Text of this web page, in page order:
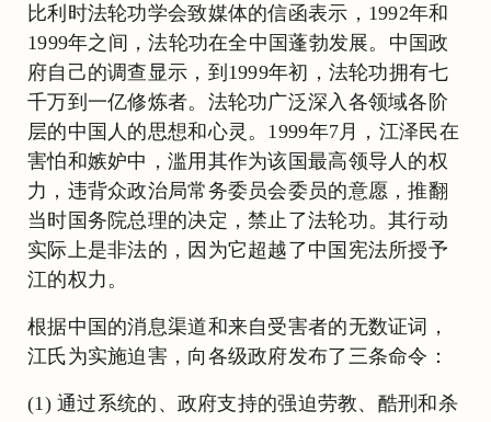
比利时法轮功学会致媒体的信函表示，1992年和
1999年之间，法轮功在全中国蓬勃发展。中国政
府自己的调查显示，到1999年初，法轮功拥有七
千万到一亿修炼者。法轮功广泛深入各领域各阶
层的中国人的思想和心灵。1999年7月，江泽民在
害怕和嫉妒中，滥用其作为该国最高领导人的权
力，违背众政治局常务委员会委员的意愿，推翻
当时国务院总理的决定，禁止了法轮功。其行动
实际上是非法的，因为它超越了中国宪法所授予
江的权力。
根据中国的消息渠道和来自受害者的无数证词，
江氏为实施迫害，向各级政府发布了三条命令：
(1) 通过系统的、政府支持的强迫劳教、酷刑和杀